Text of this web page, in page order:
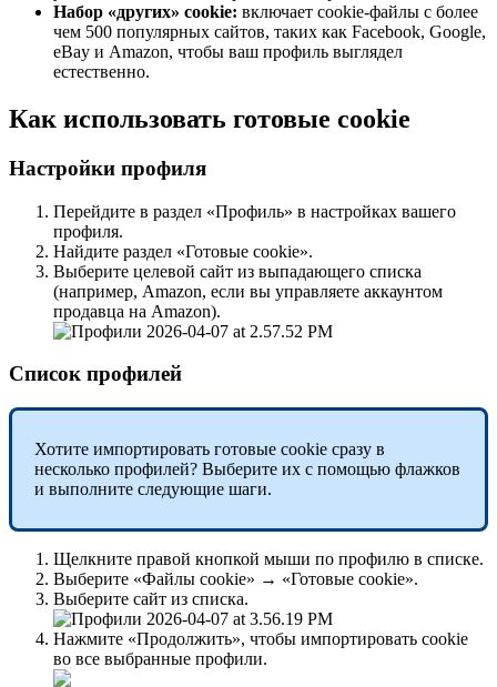
Набор «других» cookie: включает cookie-файлы с более
чем 500 популярных сайтов, таких как Facebook, Google,
eBay и Amazon, чтобы ваш профиль выглядел
естественно.
Как использовать готовые cookie
Настройки профиля
Перейдите в раздел «Профиль» в настройках вашего
профиля.
Найдите раздел «Готовые cookie».
Выберите целевой сайт из выпадающего списка
(например, Amazon, если вы управляете аккаунтом
продавца на Amazon).
Список профилей
Хотите импортировать готовые cookie сразу в
несколько профилей? Выберите их с помощью флажков
и выполните следующие шаги.
Щелкните правой кнопкой мыши по профилю в списке.
Выберите «Файлы cookie» → «Готовые cookie».
Выберите сайт из списка.
Нажмите «Продолжить», чтобы импортировать cookie
во все выбранные профили.